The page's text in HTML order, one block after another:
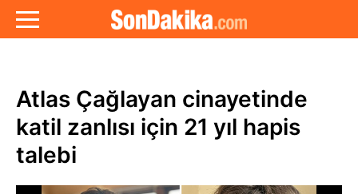
Atlas Çağlayan cinayetinde
katil zanlısı için 21 yıl hapis
talebi